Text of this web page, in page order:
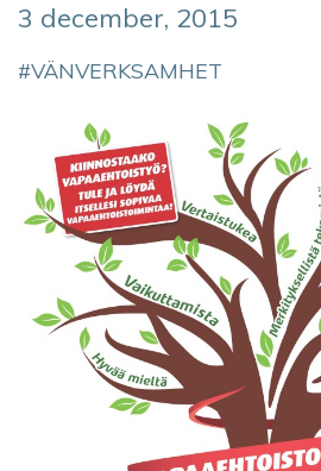
3 december, 2015
VÄNVERKSAMHET